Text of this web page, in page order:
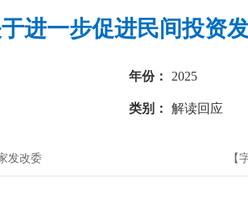
进一步促进民间投资
年份： 2025
类别： 解读回应
发改委 【